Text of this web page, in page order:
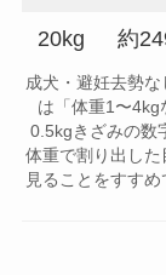
20kg 約
成犬・避妊去勢
は「体重1〜4kg
0.5kgきざみの数
体重で割り出し
見ることをすす